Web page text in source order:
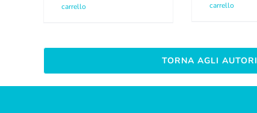
carrello
carrello
TORNA AGLI AUTORI